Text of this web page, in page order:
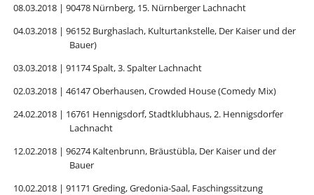
08.03.2018 | 90478 Nürnberg, 15. Nürnberger Lachnacht
04.03.2018 | 96152 Burghaslach, Kulturtankstelle, Der Kaiser und der
Bauer)
03.03.2018 | 91174 Spalt, 3. Spalter Lachnacht
02.03.2018 | 46147 Oberhausen, Crowded House (Comedy Mix)
24.02.2018 | 16761 Hennigsdorf, Stadtklubhaus, 2. Hennigsdorfer
Lachnacht
12.02.2018 | 96274 Kaltenbrunn, Bräustübla, Der Kaiser und der
Bauer
10.02.2018 | 91171 Greding, Gredonia-Saal, Faschingssitzung